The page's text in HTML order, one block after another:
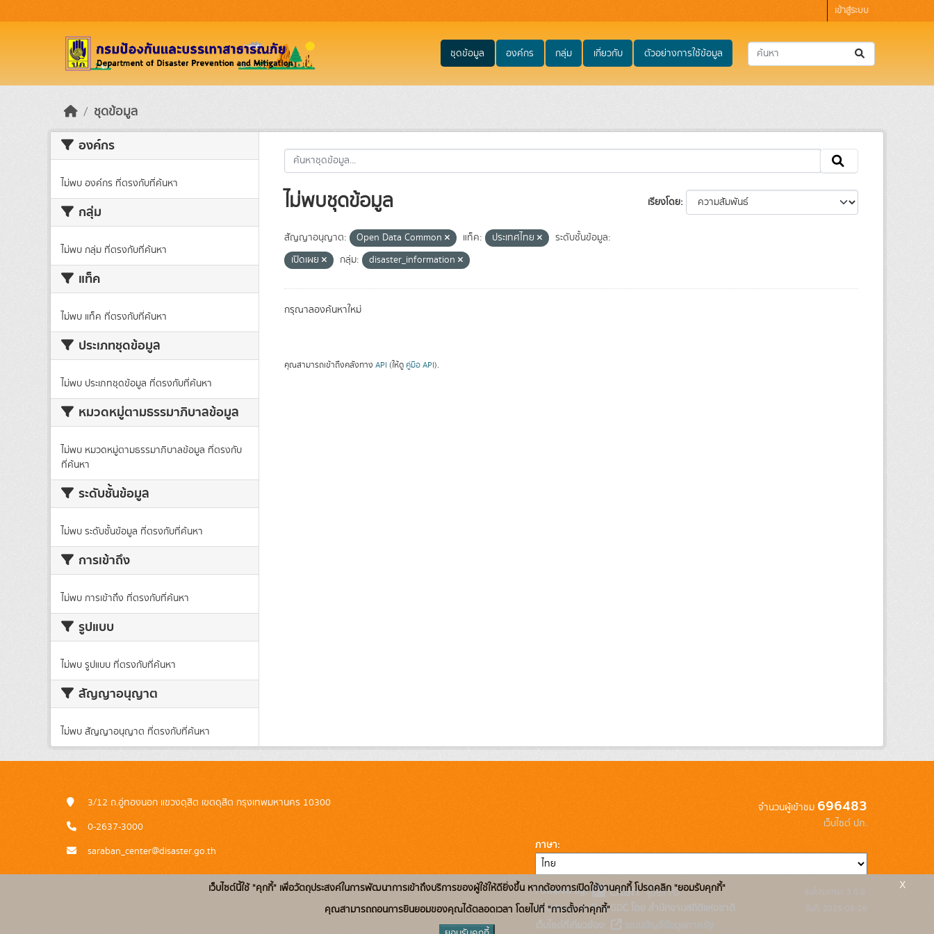
เข้าสู่ระบบ
ชุดข้อมูล องค์กร กลุ่ม เกี่ยวกับ ตัวอย่างการใช้ข้อมูล
ชุดข้อมูล
องค์กร
ไม่พบ องค์กร ที่ตรงกับที่ค้นหา
กลุ่ม
ไม่พบ กลุ่ม ที่ตรงกับที่ค้นหา
แท็ค
ไม่พบ แท็ค ที่ตรงกับที่ค้นหา
ประเภทชุดข้อมูล
ไม่พบ ประเภทชุดข้อมูล ที่ตรงกับที่ค้นหา
หมวดหมู่ตามธรรมาภิบาลข้อมูล
ไม่พบ หมวดหมู่ตามธรรมาภิบาลข้อมูล ที่ตรงกับ
ที่ค้นหา
ระดับชั้นข้อมูล
ไม่พบ ระดับชั้นข้อมูล ที่ตรงกับที่ค้นหา
การเข้าถึง
ไม่พบ การเข้าถึง ที่ตรงกับที่ค้นหา
รูปแบบ
ไม่พบ รูปแบบ ที่ตรงกับที่ค้นหา
สัญญาอนุญาต
ไม่พบ สัญญาอนุญาต ที่ตรงกับที่ค้นหา
เรียงโดย
ไม่พบชุดข้อมูล
สัญญาอนุญาต: Open Data Common แท็ค: ประเทศไทย
ระดับชั้นข้อมูล:
เปิดเผย
กลุ่ม: disaster_information
กรุณาลองค้นหาใหม่
คุณสามารถเข้าถึงคลังทาง API (ให้ดู คู่มือ API).
3/12 ถ.อู่ทองนอก แขวงดุสิต เขตดุสิต กรุงเทพมหานคร 10300
0-2637-3000
saraban_center@disaster.go.th
จำนวนผู้เข้าชม 696483
เว็บไซต์ ปภ.
ภาษา
Powered by:
สนับสนุนระบบ Thai-GDC โดย สำนักงานสถิติแห่งชาติ
เว็บไซต์ที่เกี่ยวข้อง:
รุ่นโปรแกรม: 3.0.0
วันที่: 2025-06-26
เว็บไซต์นี้ใช้ "คุกกี้" เพื่อวัตถุประสงค์ในการพัฒนาการเข้าถึงบริการของผู้ใช้ให้ดียิ่งขึ้น หากต้องการเปิดใช้งานคุกกี้ โปรดคลิก "ยอมรับคุกกี้"
คุณสามารถถอนการยินยอมของคุณได้ตลอดเวลา โดยไปที่ "การตั้งค่าคุกกี้"
x